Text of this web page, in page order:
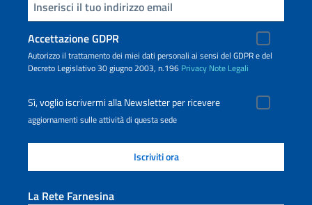
Inserisci la tua email
Accettazione GDPR
Autorizzo il trattamento dei miei dati personali ai sensi del GDPR e del
Decreto Legislativo 30 giugno 2003, n.196 Privacy Note Legali
Sì, voglio iscrivermi alla Newsletter per ricevere
aggiornamenti sulle attività di questa sede
La Rete Farnesina